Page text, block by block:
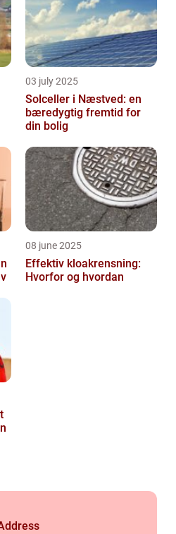
03 july 2025
Solceller i Næstved: en
bæredygtig fremtid for
din bolig
08 june 2025
Effektiv kloakrensning:
Hvorfor og hvordan